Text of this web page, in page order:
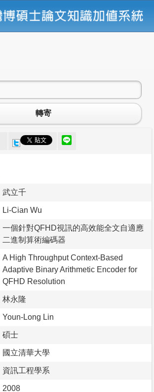
轉寄
武立千
Li-Cian Wu
一個針對QFHD視訊的高效能全文自適應
二進制算術編碼器
A High Throughput Context-Based
Adaptive Binary Arithmetic Encoder for
QFHD Resolution
林永隆
Youn-Long Lin
碩士
國立清華大學
資訊工程學系
2008